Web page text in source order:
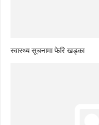
स्वास्थ्य सूचनामा फेरि खड्का